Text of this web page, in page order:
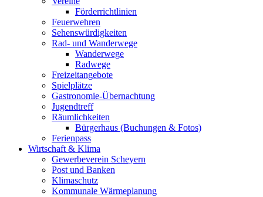
Förderrichtlinien
Feuerwehren
Sehenswürdigkeiten
Rad- und Wanderwege
Wanderwege
Radwege
Freizeitangebote
Spielplätze
Gastronomie-Übernachtung
Jugendtreff
Räumlichkeiten
Bürgerhaus (Buchungen & Fotos)
Ferienpass
Wirtschaft & Klima
Gewerbeverein Scheyern
Post und Banken
Klimaschutz
Kommunale Wärmeplanung